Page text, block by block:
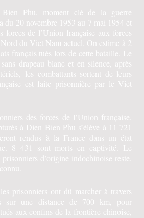
Phu, moment clé de la guerre
du 20 novembre 1953 au 7 mai 1954 et
forces de l’Union française aux forces
du Viet Nam actuel. On estime à 2
français tués lors de cette bataille. Le
drapeau blanc et en silence, après
les combattants sortent de leurs
est faite prisonnière par le Viet
des forces de l’Union française,
à Dien Bien Phu s’élève à 11 721
rendus à la France dans un état
8 431 sont morts en captivité. Le
d’origine indochinoise reste,
prisonniers ont dû marcher à travers
sur une distance de 700 km, pour
aux confins de la frontière chinoise,